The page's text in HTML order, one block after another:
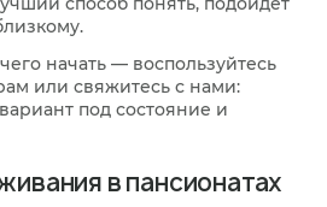
начать — воспользуйтесь
или свяжитесь с нами:
под состояние и
в пансионатах